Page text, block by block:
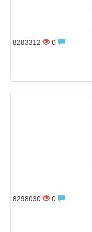
8283312
8298030